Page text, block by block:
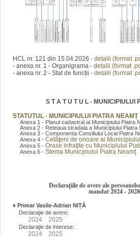
HCL nr. 121 din 15.04.2026 - detalii (format
- anexa nr. 1 - Organigrama - detalii (format
- anexa nr. 2 - Stat de funcții - detalii (format
S T A T U T U L - MUNICIPIULUI
STATUTUL - MUNICIPIULUI PIATRA NEAMȚ
Anexa 1 - Planul cadastral al Municipiului Piatra
Anexa 2 - Reteaua stradala a Municipiului Piatra
Anexa 3 - Componenta Consiliului Local Piatra
Anexa 4 - Cetăţeni de onoare ai
Anexa 5 - Orase infraţite cu Municipiului
Anexa 6 - Stema Municipiului Piatra Neamţ
Declarațiile de avere ale
mandat 2024 - 2028
♦ Primar Vasile-Adrian NIȚĂ
Declaraţie de avere:
2024 2025
Declaraţie de interese:
2024 2025